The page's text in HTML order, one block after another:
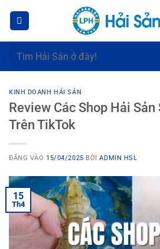
dung
Tìm
KINH DOANH HẢI SẢN
Review Các Shop Hải Sản
Trên TikTok
ĐĂNG VÀO 15/04/2025 BỞIADMIN HSL
15
Th4